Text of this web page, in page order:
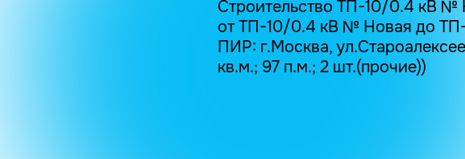
Строительство ТП-10/0.4 кВ №
от ТП-10/0.4 кВ № Новая до
ПИР: г.Москва,
кв.м.; 97 п.м.; 2 шт.(прочие))